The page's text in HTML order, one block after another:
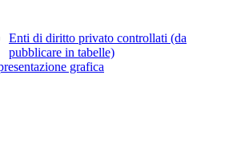
Enti di diritto privato controllati (da
pubblicare in tabelle)
grafica